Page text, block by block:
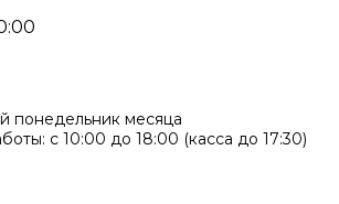
понедельник месяца
с 10:00 до 18:00 (касса до 17:30)